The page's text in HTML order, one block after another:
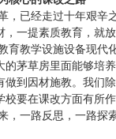
，已经走过十年艰辛
一提素质教育，就
育教学设施设备现代
的茅草房里面能够培
做到因材施教。我们
要在课改方面有所作
，一路反思，一路探